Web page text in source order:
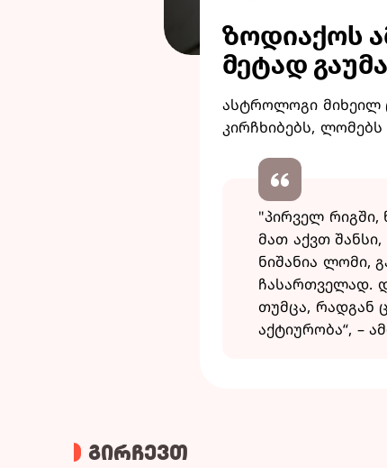
ზოდიაქოს
მეტად
ასტროლოგი მიხეილ
კირჩხიბებს,
"პირველ რიგში,
მათ აქვთ
ნიშანია ლომი,
ჩასართველად.
თუმცა, რადგან
აქტიურობა“, –
გირჩევთ